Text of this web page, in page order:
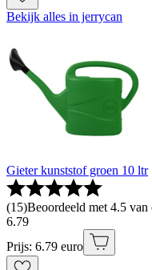
Bekijk alles in jerrycan
Gieter kunststof groen 10 ltr
(15)Beoordeeld met 4.5
6.79
Prijs: 6.79 euro